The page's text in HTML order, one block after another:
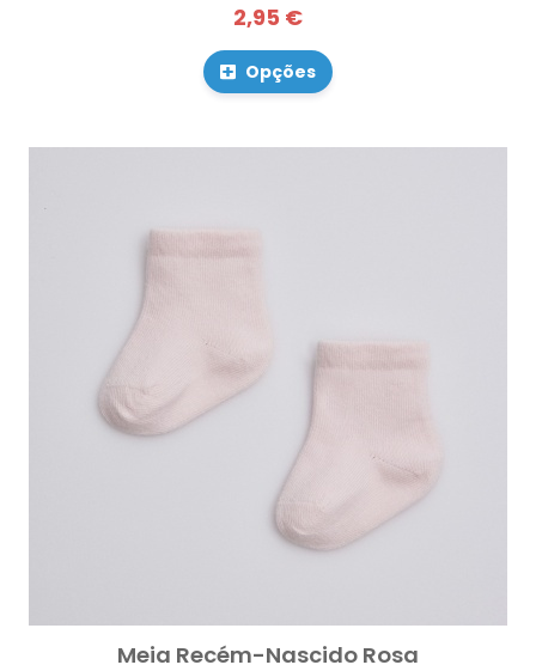
2,95 €
Opções
Meia Recém-Nascido Rosa